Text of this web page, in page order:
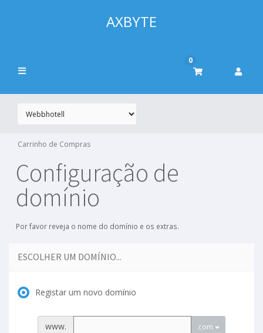
AXBYTE
0
Carrinho de Compras
Configuração de
domínio
Por favor reveja o nome do domínio e os extras.
ESCOLHER UM DOMÍNIO...
Registar um novo domínio
www. .com